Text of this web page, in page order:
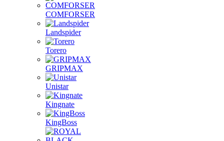
COMFORSER
Landspider
Torero
GRIPMAX
Unistar
Kingnate
KingBoss